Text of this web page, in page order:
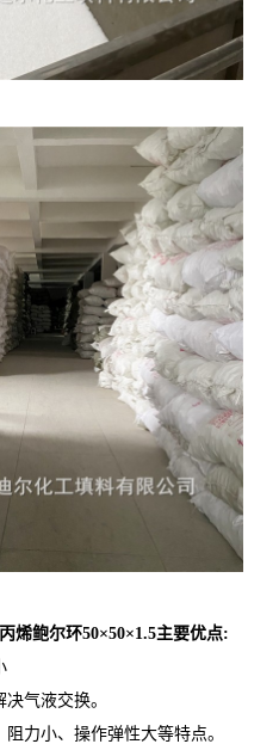
烯鲍尔环50×50×1.5主要优点:
气液交换。
力小、操作弹性大等特点。